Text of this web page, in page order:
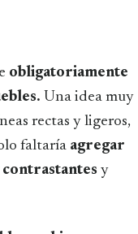
obligatoriamente
Una idea muy
rectas y ligeros,
faltaría agregar
y